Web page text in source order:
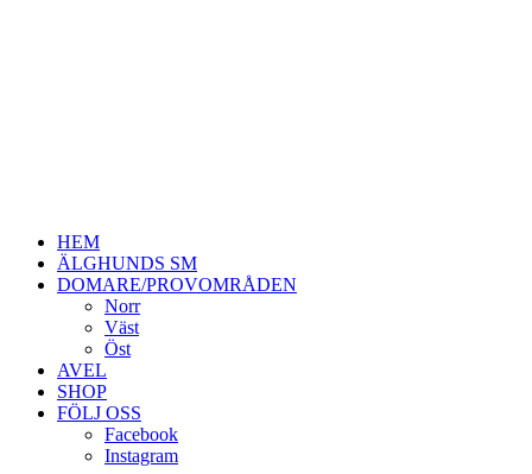
HEM
ÄLGHUNDS SM
DOMARE/PROVOMRÅDEN
Norr
Väst
Öst
AVEL
SHOP
FÖLJ OSS
Facebook
Instagram